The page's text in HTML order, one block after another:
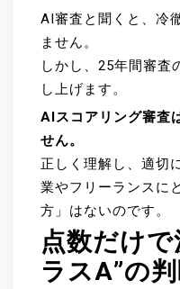
AI審査と聞くと、冷
ません。
しかし、25年間審査
し上げます。
AIスコアリング審査
せん。
正しく理解し、適切
業やフリーランスに
方」はないのです。
点数だけ
ラスα”の